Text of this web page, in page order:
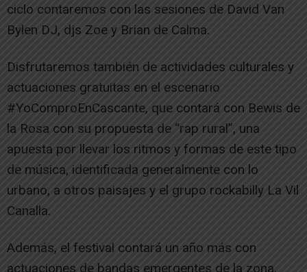
ciclo contaremos con las sesiones de David Van
Bylen DJ, djs Zoe y Brian de Calma.
Disfrutaremos también de actividades culturales y
actuaciones gratuitas en el escenario
#YoComproEnCascante, que contará con Bewis de
la Rosa con su propuesta de “rap rural”, una
apuesta por llevar los ritmos y formas de este tipo
de música, identificada generalmente con lo
urbano, a otros paisajes y el grupo rockabilly La Vil
Canalla.
Además, el festival contará un año más con
actuaciones de bandas emergentes de la zona,